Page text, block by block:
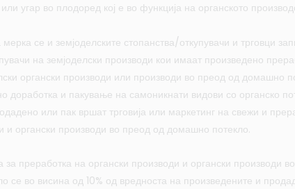
угар во плодоред кој е во функција на органското
се и земјоделските стопанства/откупувачи и трговци
на земјоделски производи кои имаат произведено
органски производи или производи во преод од домашно
доработка и пакување на самоникнати видови со органско
или пак вршат трговија или маркетинг на свежи и
и органски производи во преод од домашно потекло.
преработка на органски производи и органски производи
се во висина од 10% од вредноста на произведените и